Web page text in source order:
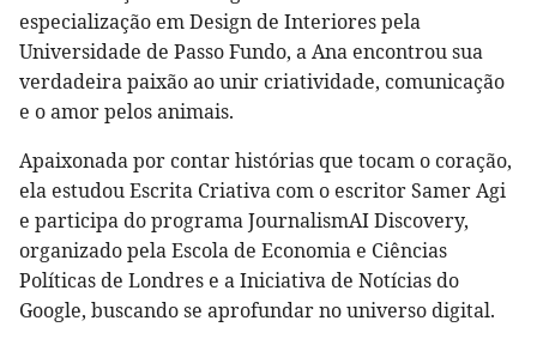
especialização em Design de Interiores pela
Universidade de Passo Fundo, a Ana encontrou sua
verdadeira paixão ao unir criatividade, comunicação
e o amor pelos animais.
Apaixonada por contar histórias que tocam o coração,
ela estudou Escrita Criativa com o escritor Samer Agi
e participa do programa JournalismAI Discovery,
organizado pela Escola de Economia e Ciências
Políticas de Londres e a Iniciativa de Notícias do
Google, buscando se aprofundar no universo digital.